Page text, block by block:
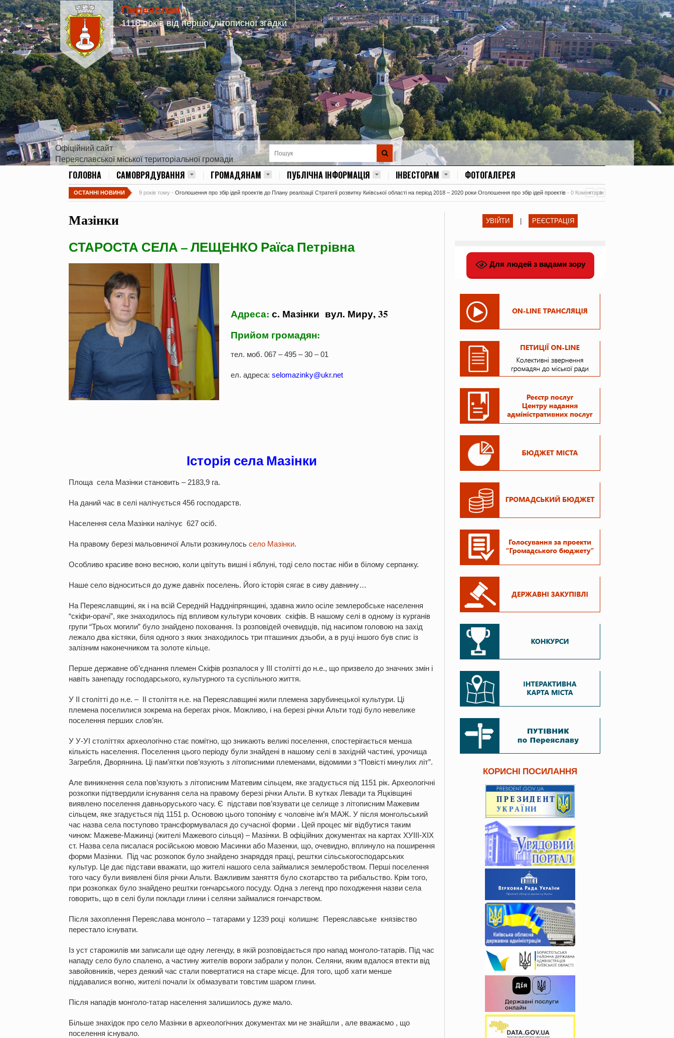
Переяслав
1118 років від першої літописної згадки
Офіційний сайт
Переяславської міської територіальної громади
ГОЛОВНА САМОВРЯДУВАННЯ ГРОМАДЯНАМ ПУБЛІЧНА ІНФОРМАЦІЯ ІНВЕСТОРАМ ФОТОГАЛЕРЕЯ
ОСТАННІ НОВИНИ 9 років тому - Оголошення про збір ідей проектів до Плану реалізації Стратегії розвитку Київської області на період 2018 – 2020 роки Оголошення про збір ідей проектів - 0 Коментарів
Мазінки
СТАРОСТА СЕЛА – ЛЕЩЕНКО Раїса Петрівна
Адреса: с. Мазінки вул. Миру, 35
Прийом громадян:
тел. моб. 067 – 495 – 30 – 01
ел. адреса: selomazinky@ukr.net
Історія села Мазінки
Площа села Мазінки становить – 2183,9 га.
На даний час в селі налічується 456 господарств.
Населення села Мазінки налічує 627 осіб.
На правому березі мальовничої Альти розкинулось село Мазінки.
Особливо красиве воно весною, коли цвітуть вишні і яблуні, тоді село постає ніби в білому серпанку.
Наше село відноситься до дуже давніх поселень. Його історія сягає в сиву давнину…
На Переяславщині, як і на всій Середній Наддніпрянщині, здавна жило осіле землеробське населення
“скіфи-орачі”, яке знаходилось під впливом культури кочових скіфів. В нашому селі в одному із курганів
групи “Трьох могили” було знайдено поховання. Із розповідей очевидців, під насипом головою на захід
лежало два кістяки, біля одного з яких знаходилось три пташиних дзьоби, а в руці іншого був спис із
залізним наконечником та золоте кільце.
Перше державне об’єднання племен Скіфів розпалося у ІІІ столітті до н.е., що призвело до значних змін і
навіть занепаду господарського, культурного та суспільного життя.
У ІІ столітті до н.е. – ІІ століття н.е. на Переяславщині жили племена зарубинецької культури. Ці
племена поселилися зокрема на берегах річок. Можливо, і на березі річки Альти тоді було невелике
поселення перших слов’ян.
У У-УІ століттях археологічно стає помітно, що зникають великі поселення, спостерігається менша
кількість населення. Поселення цього періоду були знайдені в нашому селі в західній частині, урочища
Загребля, Дворянина. Ці пам’ятки пов’язують з літописними племенами, відомими з “Повісті минулих літ”.
Але виникнення села пов’язують з літописним Матевим сільцем, яке згадується під 1151 рік. Археологічні
розкопки підтвердили існування села на правому березі річки Альти. В кутках Левади та Яцківщині
виявлено поселення давньоруського часу. Є підстави пов’язувати це селище з літописним Мажевим
сільцем, яке згадується під 1151 р. Основою цього топоніму є чоловіче ім’я МАЖ. У після монгольський
час назва села поступово трансформувалася до сучасної форми . Цей процес міг відбутися таким
чином: Мажеве-Мажинці (жителі Мажевого сільця) – Мазінки. В офіційних документах на картах ХУІІІ-ХІХ
ст. Назва села писалася російською мовою Масинки або Мазенки, що, очевидно, вплинуло на поширення
форми Мазінки. Під час розкопок було знайдено знаряддя праці, рештки сільськогосподарських
культур. Це дає підстави вважати, що жителі нашого села займалися землеробством. Перші поселення
того часу були виявлені біля річки Альти. Важливим заняття було скотарство та рибальство. Крім того,
при розкопках було знайдено рештки гончарського посуду. Одна з легенд про походження назви села
говорить, що в селі були поклади глини і селяни займалися гончарством.
Після захоплення Переяслава монголо – татарами у 1239 році колишнє Переяславське князівство
перестало існувати.
Із уст старожилів ми записали ще одну легенду, в якій розповідається про напад монголо-татарів. Під час
нападу село було спалено, а частину жителів вороги забрали у полон. Селяни, яким вдалося втекти від
завойовників, через деякий час стали повертатися на старе місце. Для того, щоб хати менше
піддавалися вогню, жителі почали їх обмазувати товстим шаром глини.
Після нападів монголо-татар населення залишилось дуже мало.
Більше знахідок про село Мазінки в археологічних документах ми не знайшли , але вважаємо , що
поселення існувало.
УВІЙТИ РЕЄСТРАЦІЯ
Для людей з вадами зору
КОРИСНІ ПОСИЛАННЯ